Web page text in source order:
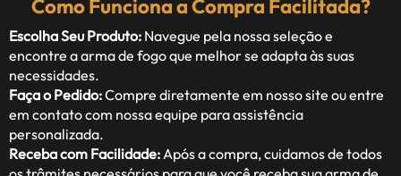
Como Funciona a Compra Facilitada?
Escolha Seu Produto: Navegue pela nossa seleção e
encontre a arma de fogo que melhor se adapta às suas
necessidades.
Faça o Pedido:Compre diretamente em nosso site ou entre
em contato com nossa equipe para assistência
personalizada.
Receba com Facilidade:Após a compra, cuidamos de todos